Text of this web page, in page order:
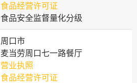
食品经营许可证
食品安全监督量化分级
周口市
麦当劳周口七一路餐厅
营业执照
食品经营许可证